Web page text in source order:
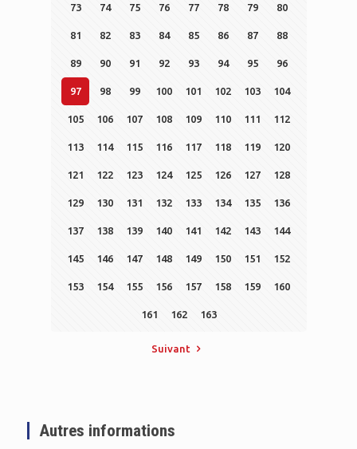
73 74 75 76 77 78 79 80
81 82 83 84 85 86 87 88
89 90 91 92 93 94 95 96
97 98 99 100 101 102 103 104
105 106 107 108 109 110 111 112
113 114 115 116 117 118 119 120
121 122 123 124 125 126 127 128
129 130 131 132 133 134 135 136
137 138 139 140 141 142 143 144
145 146 147 148 149 150 151 152
153 154 155 156 157 158 159 160
161 162 163
Suivant
Autres informations